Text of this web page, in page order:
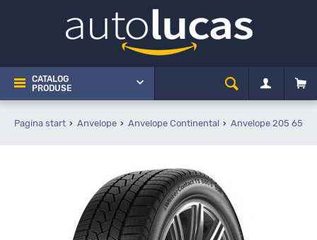
CATALOG
PRODUSE
Pagina start Anvelope Anvelope Continental Anvelope 205 65